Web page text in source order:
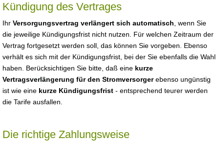
Kündigung des Vertrages
Ihr Versorgungsvertrag verlängert sich automatisch , wenn Sie
die jeweilige Kündigungsfrist nicht nutzen. Für welchen Zeitraum der
Vertrag fortgesetzt werden soll, das können Sie vorgeben. Ebenso
verhält es sich mit der Kündigungsfrist, bei der Sie ebenfalls die Wahl
haben. Berücksichtigen Sie bitte, daß eine kurze
Vertragsverlängerung für den Stromversorgerebenso ungünstig
ist wie eine kurze Kündigungsfrist - entsprechend teurer werden
die Tarife ausfallen.
Die richtige Zahlungsweise